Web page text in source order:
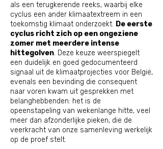
als een terugkerende reeks, waarbij elke
cyclus een ander klimaatextreem in een
toekomstig klimaat onderzoekt. De eerste
cyclus richt zich op een ongeziene
zomer met meerdere intense
hittegolven. Deze keuze weerspiegelt
een duidelijk en goed gedocumenteerd
signaal uit de klimaatprojecties voor België,
evenals een bevinding die consequent
naar voren kwam uit gesprekken met
belanghebbenden: het is de
opeenstapeling van wekenlange hitte, veel
meer dan afzonderlijke pieken, die de
veerkracht van onze samenleving werkelijk
op de proef stelt.